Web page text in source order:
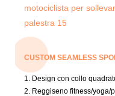
CUSTOM SEAMLESS
1. Design con collo
2. Reggiseno fitness/yoga/